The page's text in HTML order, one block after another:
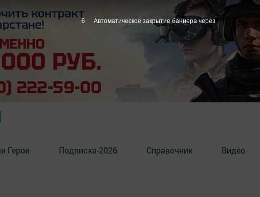
Герои Подписка-2026 Справочник Видео
5 Автоматическое закрытие баннера через